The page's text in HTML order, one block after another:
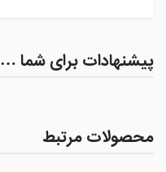
پیشنهادات برای شما …
محصولات مرتبط